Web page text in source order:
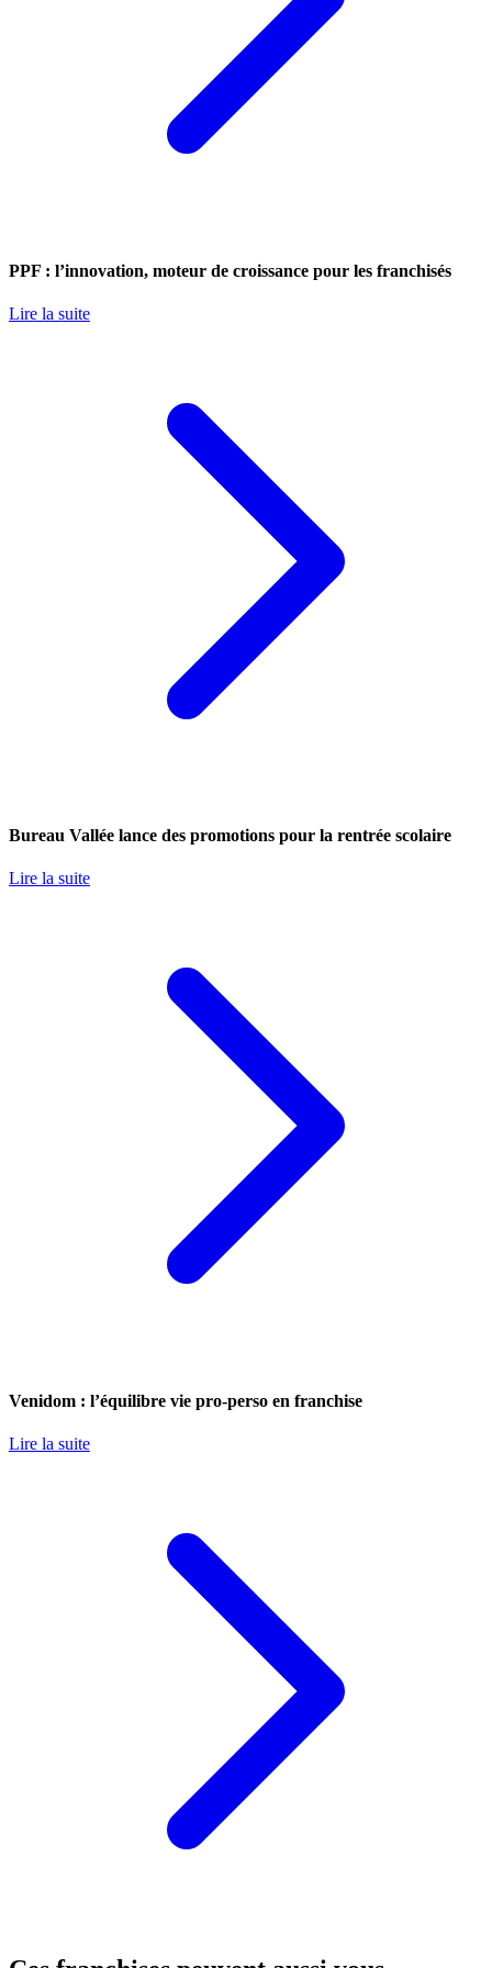
PPF : l’innovation, moteur de croissance pour les franchisés
Lire la suite
Bureau Vallée lance des promotions pour la rentrée scolaire
Lire la suite
Venidom : l’équilibre vie pro-perso en franchise
Lire la suite